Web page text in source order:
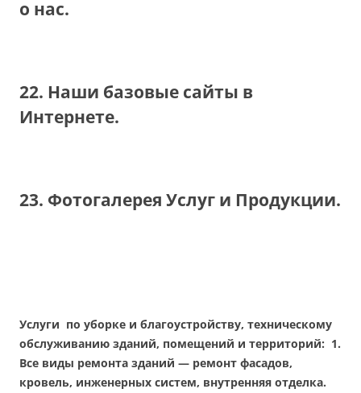
о нас.
22. Наши базовые сайты в
Интернете.
23. Фотогалерея Услуг и Продукции.
Услуги по уборке и благоустройству, техническому
обслуживанию зданий, помещений и территорий: 1.
Все виды ремонта зданий — ремонт фасадов,
кровель, инженерных систем, внутренняя отделка.